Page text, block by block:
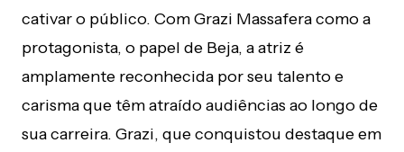
cativar o público. Com Grazi Massafera como a
protagonista, o papel de Beja, a atriz é
amplamente reconhecida por seu talento e
carisma que têm atraído audiências ao longo de
sua carreira. Grazi, que conquistou destaque em